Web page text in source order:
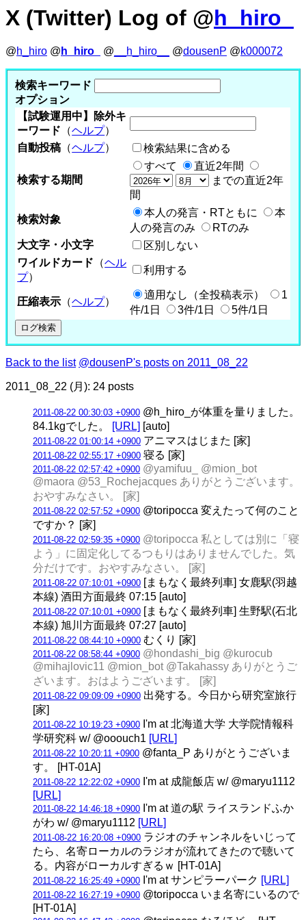
X (Twitter) Log of @h_hiro_
@h_hiro @ h_hiro_ @ __h_hiro__ @dousenP @k000072
検索キーワード
オプション
【試験運用中】除外キ
ーワード （ヘルプ）
自動投稿 （ヘルプ） 検索結果に含める
検索する期間
すべて
直近2年間
までの直近2年
間
検索対象
本人の発言・RTともに
本
人の発言のみ
RTのみ
大文字・小文字
区別しない
ワイルドカード （ヘル
プ）
利用する
圧縮表示 （ヘルプ）
適用なし（全投稿表示）
1
件/1日
3件/1日 5件/1日
Back to the list @dousenP's posts on 2011_08_22
2011_08_22 (月): 24 posts
2011-08-22 00:30:03 +0900 @h_hiro_が体重を量りました。
84.1kgでした。
[URL] [auto]
2011-08-22 01:00:14 +0900 アニマスはじまた [家]
2011-08-22 02:55:17 +0900 寝る [家]
2011-08-22 02:57:42 +0900 @yamifuu_ @mion_bot
@maora @53_Rochejacques ありがとうございます。
おやすみなさい。 [家]
2011-08-22 02:57:52 +0900 @toripocca 変えたって何のこと
ですか？ [家]
2011-08-22 02:59:35 +0900 @toripocca 私としては別に「寝
よう」に固定化してるつもりはありませんでした。気
分だけです。おやすみなさい。 [家]
2011-08-22 07:10:01 +0900 [まもなく最終列車] 女鹿駅(羽越
本線) 酒田方面最終 07:15 [auto]
2011-08-22 07:10:01 +0900 [まもなく最終列車] 生野駅(石北
本線) 旭川方面最終 07:27 [auto]
2011-08-22 08:44:10 +0900 むくり [家]
2011-08-22 08:58:44 +0900 @hondashi_big @kurocub
@mihajlovic11 @mion_bot @Takahassy ありがとうご
ざいます。おはようございます。 [家]
2011-08-22 09:09:09 +0900 出発する。今日から研究室旅行
[家]
2011-08-22 10:19:23 +0900 I'm at 北海道大学 大学院情報科
学研究科 w/ @ooouch1 [URL]
2011-08-22 10:20:11 +0900 @fanta_P ありがとうございま
す。 [HT-01A]
2011-08-22 12:22:02 +0900 I'm at 成龍飯店 w/ @maryu1112
[URL]
2011-08-22 14:46:18 +0900 I'm at 道の駅 ライスランドふか
がわ w/ @maryu1112 [URL]
2011-08-22 16:20:08 +0900 ラジオのチャンネルをいじって
たら、名寄ローカルのラジオが流れてきたので聴いて
る。内容がローカルすぎるｗ [HT-01A]
2011-08-22 16:25:49 +0900 I'm at サンピラーパーク [URL]
2011-08-22 16:27:19 +0900 @toripocca いま名寄にいるので
[HT-01A]